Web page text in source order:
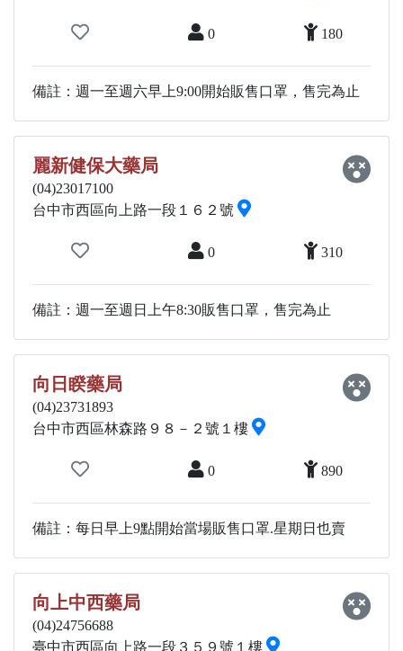
0 180
備註：週一至週六早上9:00開始販售口罩，售完為止
麗新健保大藥局
(04)23017100
台中市西區向上路一段１６２號
0 310
備註：週一至週日上午8:30販售口罩，售完為止
向日睽藥局
(04)23731893
台中市西區林森路９８－２號１樓
0 890
備註：每日早上9點開始當場販售口罩.星期日也賣
向上中西藥局
(04)24756688
臺中市西區向上路一段３５９號１樓